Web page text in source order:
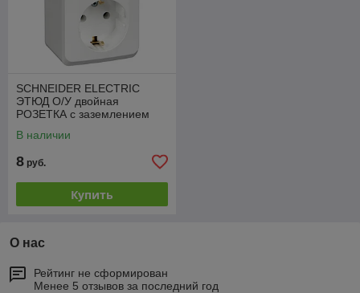
SCHNEIDER ELECTRIC
ЭТЮД О/У двойная
РОЗЕТКА с заземлением
В наличии
8 руб.
Купить
О нас
Рейтинг не сформирован
Менее 5 отзывов за последний год